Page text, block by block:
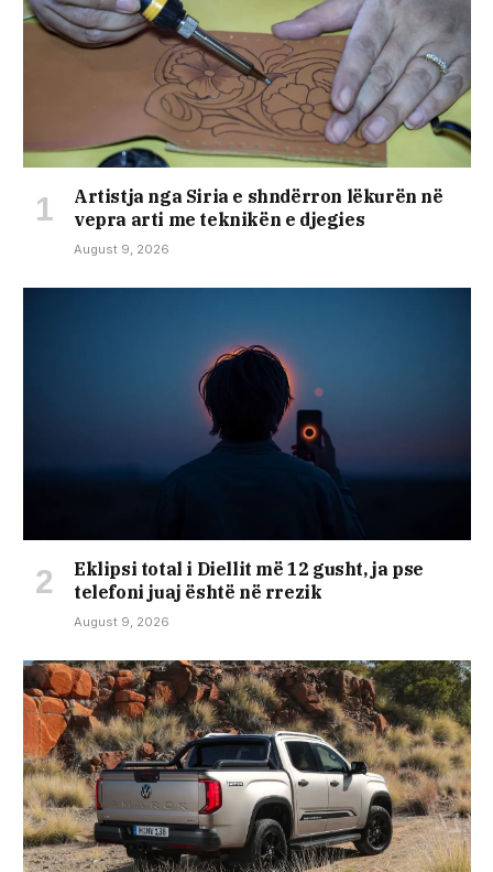
Artistja nga Siria e shndërron lëkurën në
vepra arti me teknikën e djegies
August 9, 2026
Eklipsi total i Diellit më 12 gusht, ja pse
telefoni juaj është në rrezik
August 9, 2026